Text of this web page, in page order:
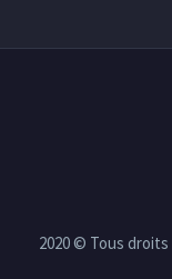
2020 © Tous